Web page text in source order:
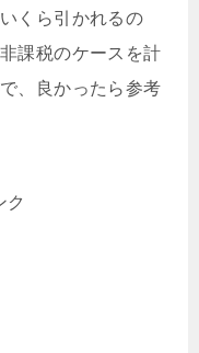
くら引かれるの
課税のケースを計
、良かったら参考
ク